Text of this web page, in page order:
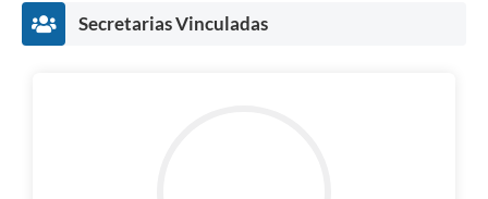
Secretarias Vinculadas